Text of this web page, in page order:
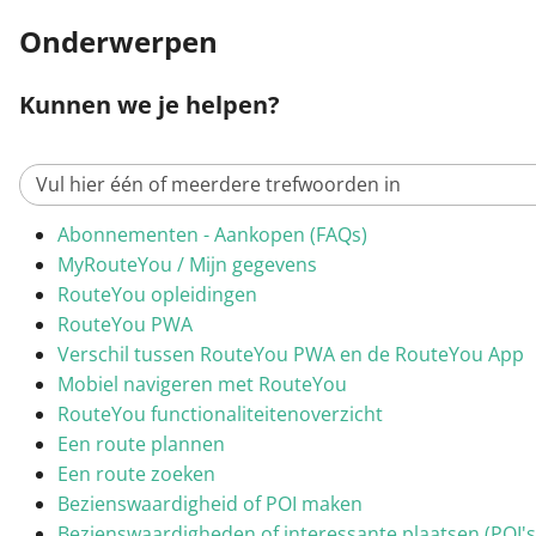
Onderwerpen
Kunnen we je helpen?
Abonnementen - Aankopen (FAQs)
MyRouteYou / Mijn gegevens
RouteYou opleidingen
RouteYou PWA
Verschil tussen RouteYou PWA en de RouteYou App
Mobiel navigeren met RouteYou
RouteYou functionaliteitenoverzicht
Een route plannen
Een route zoeken
Bezienswaardigheid of POI maken